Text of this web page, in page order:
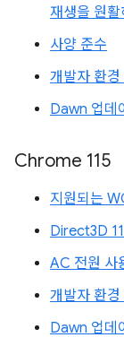
재생을 원활
사양 준수
개발자 환경
Dawn 업데
Chrome 115
지원되는
Direct3D
AC 전원 사
개발자 환경
Dawn 업데